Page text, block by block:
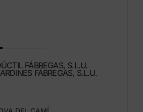
FÁBREGAS, S.L.U.
FÁBREGAS, S.L.U.